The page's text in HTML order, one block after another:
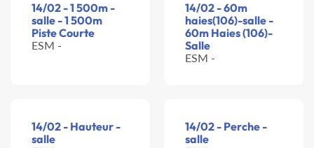
14/02 - 1 500m -
salle - 1 500m
Piste Courte
ESM -
14/02 - 60m
haies(106)-salle -
60m Haies (106)-
Salle
ESM -
14/02 - Hauteur -
salle
14/02 - Perche -
salle